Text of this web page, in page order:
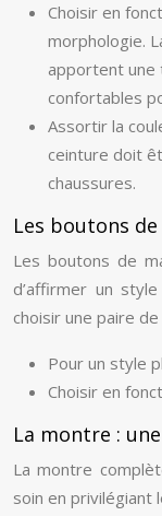
Choisir en
morphologie.
apportent une
confortables
Assortir la
ceinture doit
chaussures.
Les boutons
Les boutons de
d’affirmer un
choisir une paire
Pour un style
Choisir en
La montre :
La montre
soin en privilégiant